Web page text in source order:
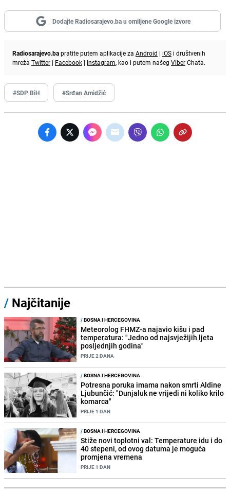
Dodajte Radiosarajevo.ba u omiljene Google izvore
Radiosarajevo.bapratite putem aplikacije za Android | iOS i društvenih
mreža Twitter | Facebook | Instagram, kao i putem našeg ViberChata.
#SDP BiH #Srđan Amidžić
/ Najčitanije
/BOSNA I HERCEGOVINA
Meteorolog FHMZ-a najavio kišu i pad
temperatura: "Jedno od najsvježijih ljeta
posljednjih godina"
PRIJE 2 DANA
/BOSNA I HERCEGOVINA
Potresna poruka imama nakon smrti Aldine
Ljubunčić: "Dunjaluk ne vrijedi ni koliko krilo
komarca"
PRIJE 1 DAN
/BOSNA I HERCEGOVINA
Stiže novi toplotni val: Temperature idu i do
40 stepeni, od ovog datuma je moguća
promjena vremena
PRIJE 1 DAN